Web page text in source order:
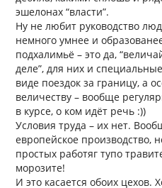
эшелонах “власти”.
Ну не любит руководство
немного умнее и
подхалимьё – это да,
деле”, для них и
виде поездок за границу, а
величеству – вообще
в курсе, о ком идёт речь :))
Условия труда – их нет.
европейское
простых работяг тупо
морозите!
И это касается обоих цехов.